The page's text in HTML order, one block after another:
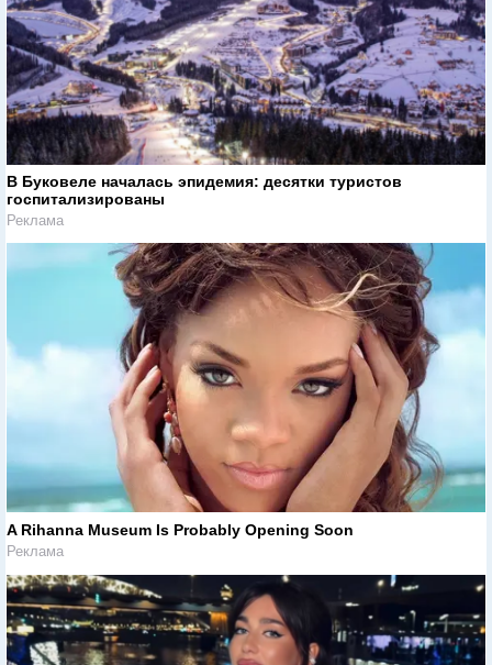
В Буковеле началась эпидемия: десятки туристов
госпитализированы
Реклама
A Rihanna Museum Is Probably Opening Soon
Реклама